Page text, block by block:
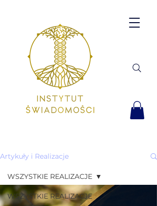
Artykuły i Realizacje
WSZYSTKIE REALIZACJE
WSZYSTKIE REALIZACJE